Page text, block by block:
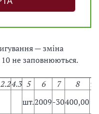
— зміна
не заповнюються.
4.3 5 6 7 8 9
шт.2009-30400,00